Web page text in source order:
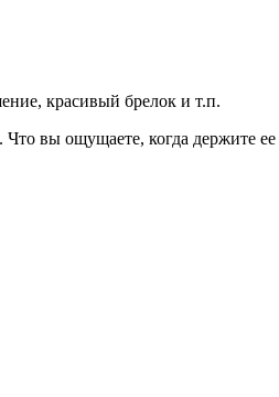
красивый брелок и т.п.
вы ощущаете, когда держите